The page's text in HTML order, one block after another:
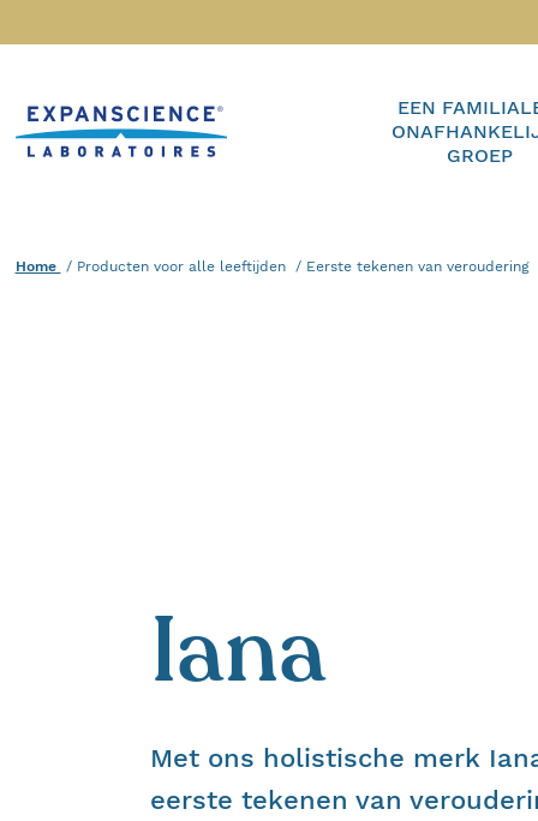
EEN
GROEP
Home Producten voor alle leeftijden Current :
Eerste tekenen van veroudering
Iana
Met ons holistische merk
eerste tekenen van